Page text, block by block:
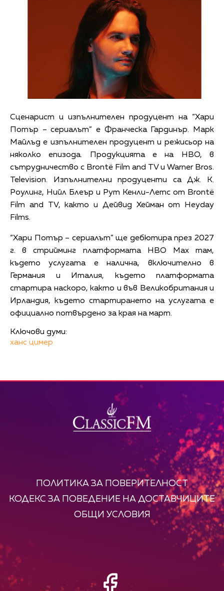
Сценарист и изпълнителен продуцент на “Хари
Потър – сериалът” е Франческа Гардинър. Марк
Майлъд е изпълнителен продуцент и режисьор на
няколко епизода. Продукцията е на HBO, в
сътрудничество с Brontë Film and TV и Warner Bros.
Television. Изпълнителни продуценти са Дж. К.
Роулинг, Нийл Блеър и Рут Кенли-Летс от Brontë
Film and TV, както и Дейвид Хейман от Heyday
Films.
“Хари Потър – сериалът” ще дебютира през 2027
г. в стрийминг платформата HBO Max там,
където услугата е налична, включително в
Германия и Италия, където платформата
стартира наскоро, както и във Великобритания и
Ирландия, където стартирането на услугата е
официално потвърдено за края на март.
Ключови думи:
ханс цимер
ПОЛИТИКА ЗА ПОВЕРИТЕЛНОСТ
КОДЕКС ЗА ПОВЕДЕНИЕ НА ДОСТАВЧИЦИТЕ
ОБЩИ УСЛОВИЯ